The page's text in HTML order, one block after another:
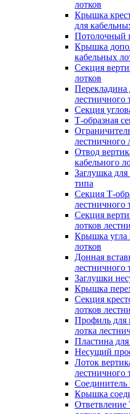
лотков
Крышка
для
Потолочный
Крышка
кабельных
Секция
лотков
Перекладина
лестничного
Секция
Т-образная
лестничного
Отвод
кабельного
Заглушка
типа
Секция Т-
лестничного
Секция
лотков
Крышка угла
лотков
Донная
лестничного
Заглушки
Крышка
Секция
лотков
Профиль для
лотка
Пластина
Несущий
Лоток
лестничного
Крышка
Ответвление